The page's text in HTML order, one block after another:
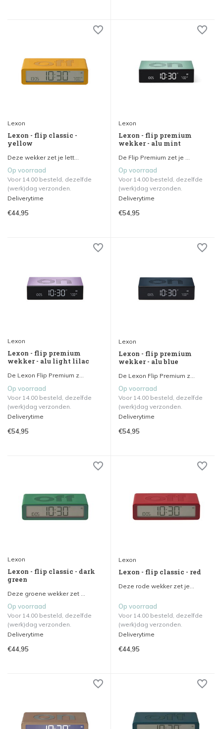
Lexon
Lexon - flip classic -
yellow
Deze wekker zet je lett...
Op voorraad
Voor 14.00 besteld, dezelfde
(werk)dag verzonden.
Deliverytime
€44,95
Lexon
Lexon - flip premium
wekker - alu mint
De Flip Premium zet je ...
Op voorraad
Voor 14.00 besteld, dezelfde
(werk)dag verzonden.
Deliverytime
€54,95
Lexon
Lexon - flip premium
wekker - alu light lilac
De Lexon Flip Premium z...
Op voorraad
Voor 14.00 besteld, dezelfde
(werk)dag verzonden.
Deliverytime
€54,95
Lexon
Lexon - flip premium
wekker - alu blue
De Lexon Flip Premium z...
Op voorraad
Voor 14.00 besteld, dezelfde
(werk)dag verzonden.
Deliverytime
€54,95
Lexon
Lexon - flip classic - dark
green
Deze groene wekker zet ...
Op voorraad
Voor 14.00 besteld, dezelfde
(werk)dag verzonden.
Deliverytime
€44,95
Lexon
Lexon - flip classic - red
Deze rode wekker zet je...
Op voorraad
Voor 14.00 besteld, dezelfde
(werk)dag verzonden.
Deliverytime
€44,95